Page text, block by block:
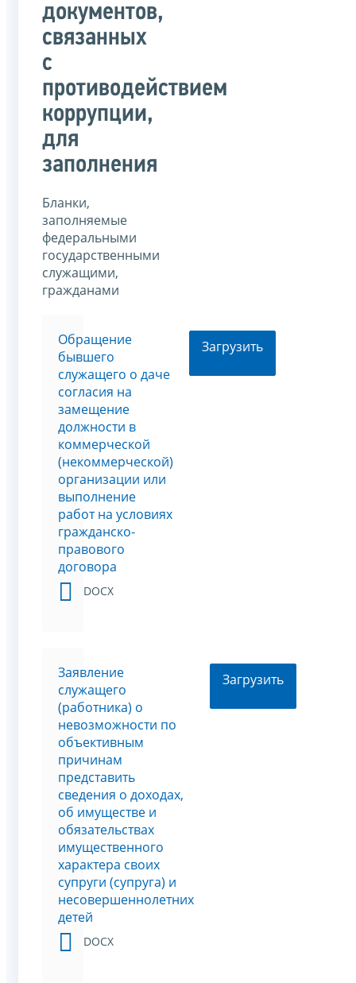
документов,
связанных
с
противодействием
коррупции,
для
заполнения
Бланки,
заполняемые
федеральными
государственными
служащими,
гражданами
Обращение
бывшего
служащего о даче
согласия на
замещение
должности в
коммерческой
(некоммерческой)
организации или
выполнение
работ на условиях
гражданско-
правового
договора
DOCX
Загрузить
Заявление
служащего
(работника) о
невозможности по
объективным
причинам
представить
сведения о доходах,
об имуществе и
обязательствах
имущественного
характера своих
супруги (супруга) и
несовершеннолетних
детей
DOCX
Загрузить